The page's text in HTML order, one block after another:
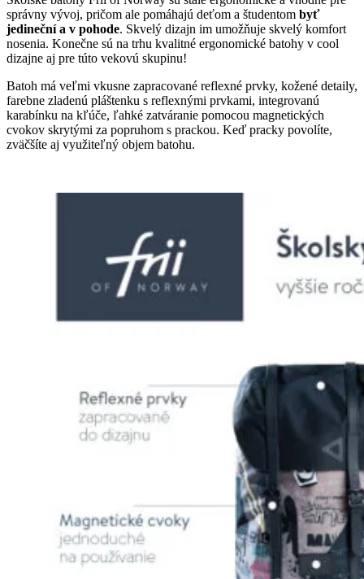
správny vývoj, pričom ale pomáhajú deťom a študentom byť
jedineční a v pohode. Skvelý dizajn im umožňuje skvelý komfort
nosenia. Konečne sú na trhu kvalitné ergonomické batohy v cool
dizajne aj pre túto vekovú skupinu!
Batoh má veľmi vkusne zapracované reflexné prvky, kožené detaily,
farebne zladenú pláštenku s reflexnými prvkami, integrovanú
karabínku na kľúče, ľahké zatváranie pomocou magnetických
cvokov skrytými za popruhom s prackou. Keď pracky povolíte,
zväčšíte aj využiteľný objem batohu.